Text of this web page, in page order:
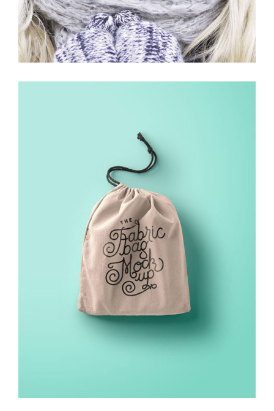
PROJECT HALF BOX STYLE
Advertise / Branding